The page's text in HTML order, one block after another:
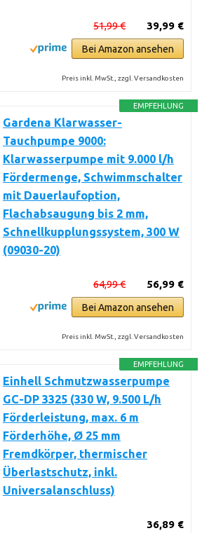
39,99 €
51,99 €
Bei Amazon ansehen
Preis inkl. MwSt., zzgl. Versandkosten
EMPFEHLUNG
Gardena Klarwasser-
Tauchpumpe 9000:
Klarwasserpumpe mit 9.000 l/h
Fördermenge, Schwimmschalter
mit Dauerlaufoption,
Flachabsaugung bis 2 mm,
Schnellkupplungssystem, 300 W
(09030-20)
56,99 €
64,99 €
Bei Amazon ansehen
Preis inkl. MwSt., zzgl. Versandkosten
EMPFEHLUNG
Einhell Schmutzwasserpumpe
GC-DP 3325 (330 W, 9.500 L/h
Förderleistung, max. 6 m
Förderhöhe, Ø 25 mm
Fremdkörper, thermischer
Überlastschutz, inkl.
Universalanschluss)
36,89 €